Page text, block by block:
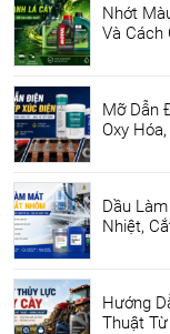
Nhớt
Và Cách
Mỡ Dẫn
Oxy
Dầu
Nhiệt,
Hướng
Thuật